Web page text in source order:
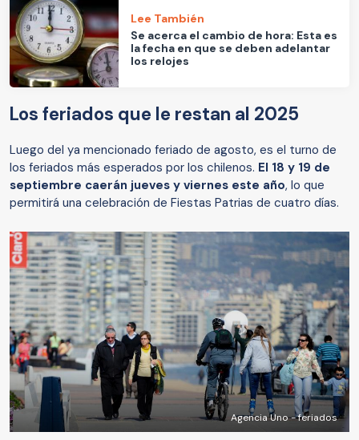
Lee También
Se acerca el cambio de hora: Esta es
la fecha en que se deben adelantar
los relojes
Los feriados que le restan al 2025
Luego del ya mencionado feriado de agosto, es el turno de
los feriados más esperados por los chilenos. El 18 y 19 de
septiembre caerán jueves y viernes este año, lo que
permitirá una celebración de Fiestas Patrias de cuatro días.
Agencia Uno - feriados